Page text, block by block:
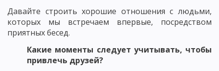
Давайте строить хорошие отношения с людьми,
которых мы встречаем впервые, посредством
приятных бесед.
Какие моменты следует учитывать, чтобы
привлечь друзей?